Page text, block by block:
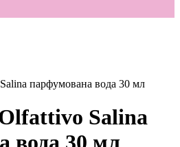
парфумована вода 30 мл
Salina